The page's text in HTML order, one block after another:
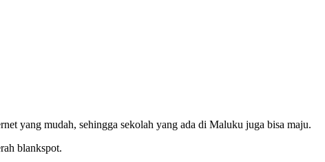
yang mudah, sehingga sekolah yang ada di Maluku juga bisa maju.
blankspot.